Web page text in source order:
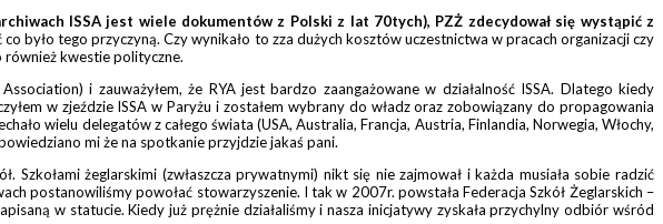
ISSA jest wiele dokumentów z Polski z lat 70tych), PZŻ zdecydował się wystąpić z
było tego przyczyną. Czy wynikało to zza dużych kosztów uczestnictwa w pracach organizacji czy
również kwestie polityczne.
i zauważyłem, że RYA jest bardzo zaangażowane w działalność ISSA. Dlatego kiedy
w zjeździe ISSA w Paryżu i zostałem wybrany do władz oraz zobowiązany do propagowania
wielu delegatów z całego świata (USA, Australia, Francja, Austria, Finlandia, Norwegia, Włochy,
mi że na spotkanie przyjdzie jakaś pani.
Szkołami żeglarskimi (zwłaszcza prywatnymi) nikt się nie zajmował i każda musiała sobie radzić
postanowiliśmy powołać stowarzyszenie. I tak w 2007r. powstała Federacja Szkół Żeglarskich –
w statucie. Kiedy już prężnie działaliśmy i nasza inicjatywy zyskała przychylny odbiór wśród